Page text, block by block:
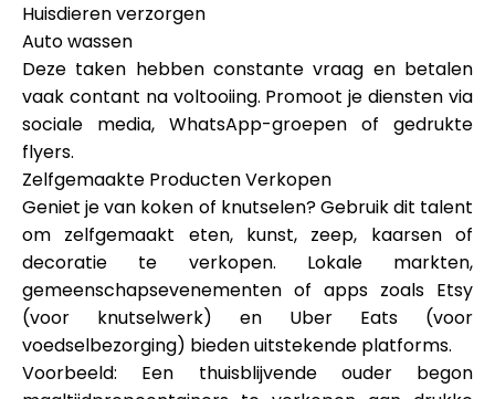
Huisdieren verzorgen
Auto wassen
Deze taken hebben constante vraag en betalen
vaak contant na voltooiing. Promoot je diensten via
sociale media, WhatsApp-groepen of gedrukte
flyers.
Zelfgemaakte Producten Verkopen
Geniet je van koken of knutselen? Gebruik dit talent
om zelfgemaakt eten, kunst, zeep, kaarsen of
decoratie te verkopen. Lokale markten,
gemeenschapsevenementen of apps zoals Etsy
(voor knutselwerk) en Uber Eats (voor
voedselbezorging) bieden uitstekende platforms.
Voorbeeld: Een thuisblijvende ouder begon